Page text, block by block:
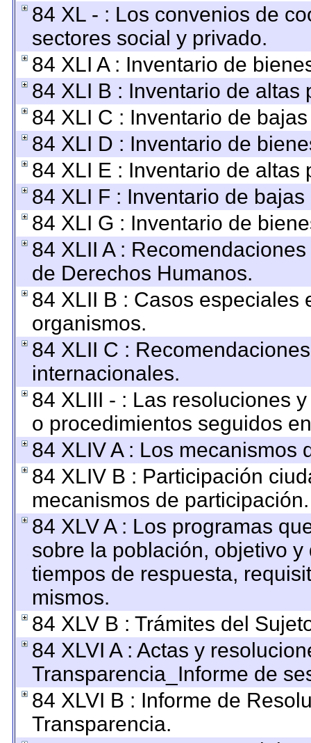
84 XL - : Los convenios de
sectores social y privado.
84 XLI A : Inventario de
84 XLI B : Inventario de
84 XLI C : Inventario de
84 XLI D : Inventario de
84 XLI E : Inventario de
84 XLI F : Inventario de
84 XLI G : Inventario de
84 XLII A :
de Derechos Humanos.
84 XLII B : Casos especiales
organismos.
84 XLII C :
internacionales.
84 XLIII - : Las resoluciones
o procedimientos seguidos
84 XLIV A : Los mecanismos
84 XLIV B : Participación
mecanismos de participación.
84 XLV A : Los programas
sobre la población, objetivo
tiempos de respuesta,
mismos.
84 XLV B : Trámites del
84 XLVI A : Actas y
Transparencia_Informe de
84 XLVI B : Informe de
Transparencia.